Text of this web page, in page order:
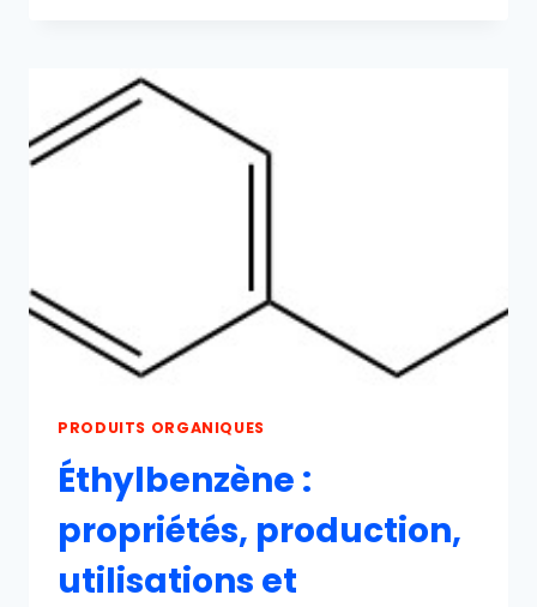
ET
UTILISATIONS
PRODUITS ORGANIQUES
Éthylbenzène :
propriétés, production,
utilisations et